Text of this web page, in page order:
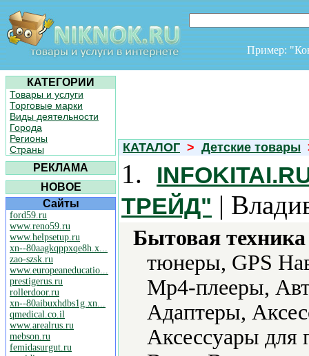
Пример:
КАТЕГОРИИ
Товары и услуги
Торговые марки
Виды деятельности
Города
Регионы
Страны
РЕКЛАМА
НОВОЕ
Сайты
ford59.ru
www.reno59.ru
www.helpsetup.ru
xn--80aagkqppxqe8h.x...
zao-szsk.ru
www.europeaneducatio...
prestigerus.ru
rollerdoor.ru
xn--80aibuxhdbs1g.xn...
qmedical.co.il
www.arealrus.ru
mebson.ru
femidasurgut.ru
КАТАЛОГ > Детские товары
1.
ТРЕЙД" |
Бытовая
тюнеры, GPS
Mp4-плееры,
Адаптеры,
Аксессуары для